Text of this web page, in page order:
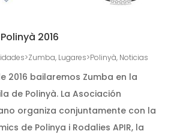
2016
, Lugares>Polinyà, Noticias
2016 bailaremos Zumba en la
de Polinyà. La Asociación
organiza conjuntamente con la
de Polinya i Rodalies APIR, la